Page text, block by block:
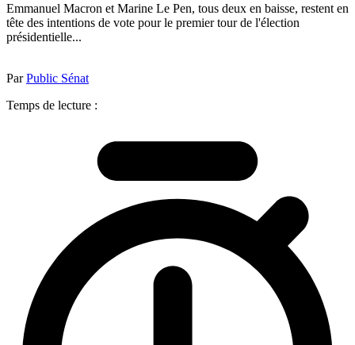
Emmanuel Macron et Marine Le Pen, tous deux en baisse, restent en
tête des intentions de vote pour le premier tour de l'élection
présidentielle...
ParPublic Sénat
Temps de lecture :